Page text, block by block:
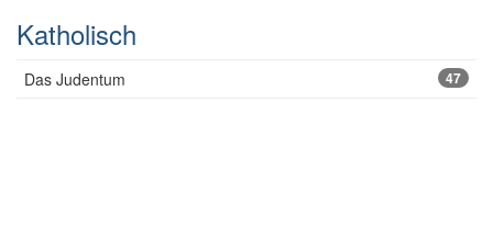
Katholisch
Das Judentum 47